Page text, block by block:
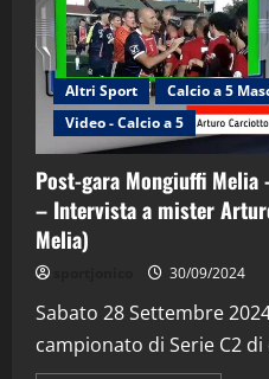
Altri Sport Calcio a 5
Video - Calcio a 5
Post-gara Mongiuffi
– Intervista a mister
Melia)
30/09/2024
Sabato 28 Settembre
campionato di Serie C2
2
(Martedi
28/04/